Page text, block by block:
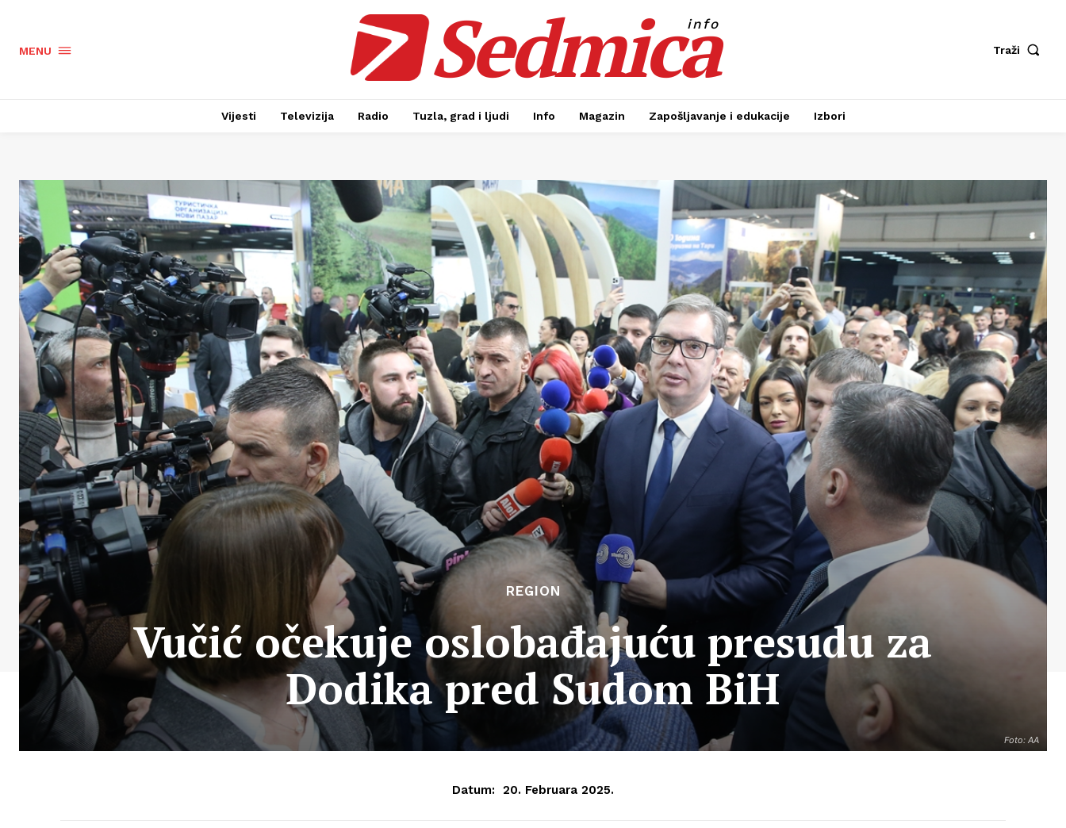
MENU Sedmica
info
Traži
Vijesti Televizija Radio Tuzla, grad i ljudi Info Magazin Zapošljavanje i edukacije Izbori
Foto: AA
REGION
Vučić očekuje oslobađajuću presudu za
Dodika pred Sudom BiH
Datum: 20. Februara 2025.